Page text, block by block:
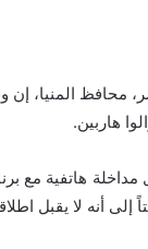
هاربين.
“القاهرة 360” المذاع على فضائية
إلى أنه لا يقبل